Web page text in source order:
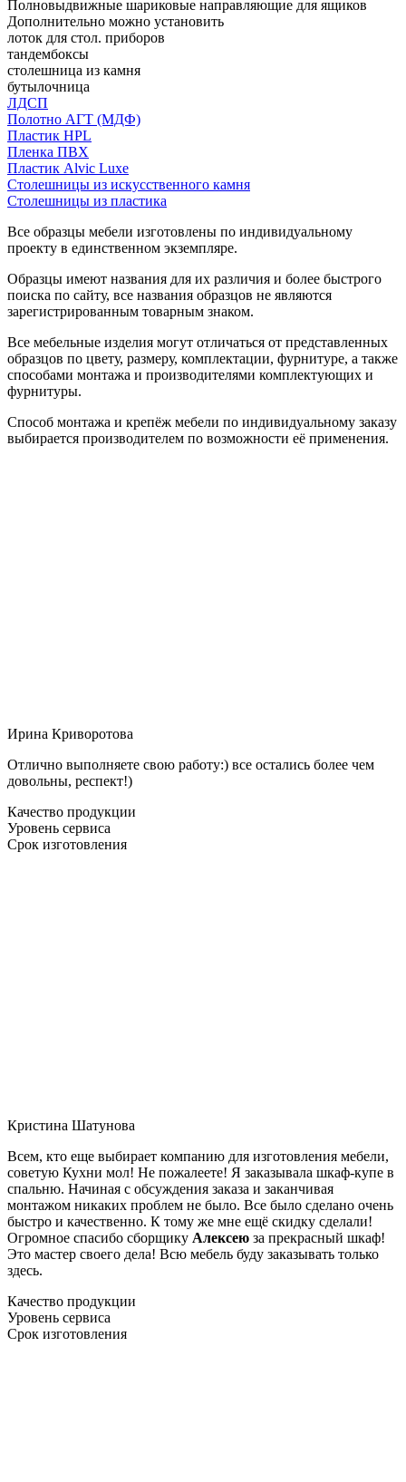
Полновыдвижные шариковые направляющие для ящиков
Дополнительно можно установить
лоток для стол. приборов
тандембоксы
столешница из камня
бутылочница
ЛДСП
Полотно АГТ (МДФ)
Пластик HPL
Пленка ПВХ
Пластик Alvic Luxe
Столешницы из искусственного камня
Столешницы из пластика
Все образцы мебели изготовлены по индивидуальному
проекту в единственном экземпляре.
Образцы имеют названия для их различия и более быстрого
поиска по сайту, все названия образцов не являются
зарегистрированным товарным знаком.
Все мебельные изделия могут отличаться от представленных
образцов по цвету, размеру, комплектации, фурнитуре, а также
способами монтажа и производителями комплектующих и
фурнитуры.
Способ монтажа и крепёж мебели по индивидуальному заказу
выбирается производителем по возможности её применения.
Ирина Криворотова
Отлично выполняете свою работу:) все остались более чем
довольны, респект!)
Качество продукции
Уровень сервиса
Срок изготовления
Кристина Шатунова
Всем, кто еще выбирает компанию для изготовления мебели,
советую Кухни мол! Не пожалеете! Я заказывала шкаф-купе в
спальню. Начиная с обсуждения заказа и заканчивая
монтажом никаких проблем не было. Все было сделано очень
быстро и качественно. К тому же мне ещё скидку сделали!
Огромное спасибо сборщику Алексею за прекрасный шкаф!
Это мастер своего дела! Всю мебель буду заказывать только
здесь.
Качество продукции
Уровень сервиса
Срок изготовления